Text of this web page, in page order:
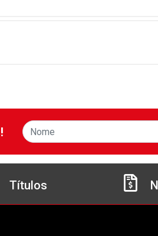
Títulos